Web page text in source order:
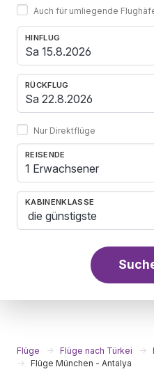
Auch für umliegende
HINFLUG
RÜCKFLUG
Nur Direktflüge
REISENDE
1 Erwachsener
KABINENKLASSE
Flüge Flüge nach Türkei
Flüge München - Antalya